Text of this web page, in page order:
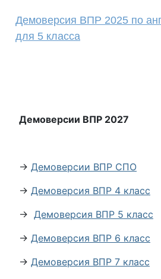
Демоверсия ВПР 2025 по
для 5 класса
Демоверсии ВПР 2027
→ Демоверсии ВПР СПО
→ Демоверсия ВПР 4 класс
→ Демоверсия ВПР 5 класс
→ Демоверсия ВПР 6 класс
→ Демоверсия ВПР 7 класс